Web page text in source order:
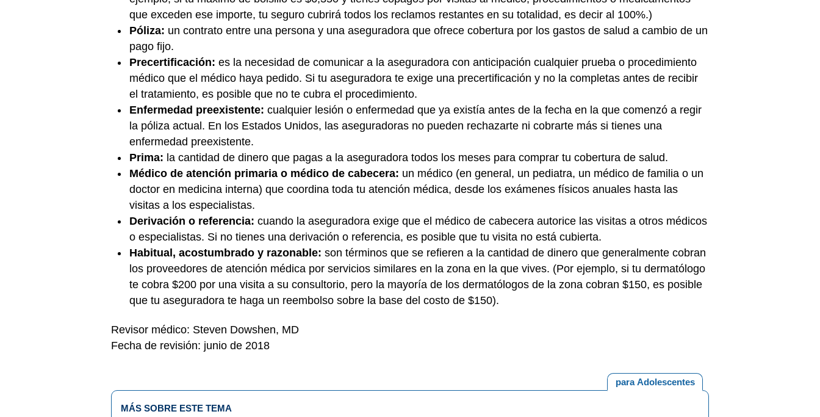
que exceden ese importe, tu seguro cubrirá todos los reclamos restantes en su totalidad, es decir al 100%.)
Póliza: un contrato entre una persona y una aseguradora que ofrece cobertura por los gastos de salud a cambio de un
pago fijo.
Precertificación: es la necesidad de comunicar a la aseguradora con anticipación cualquier prueba o procedimiento
médico que el médico haya pedido. Si tu aseguradora te exige una precertificación y no la completas antes de recibir
el tratamiento, es posible que no te cubra el procedimiento.
Enfermedad preexistente: cualquier lesión o enfermedad que ya existía antes de la fecha en la que comenzó a regir
la póliza actual. En los Estados Unidos, las aseguradoras no pueden rechazarte ni cobrarte más si tienes una
enfermedad preexistente.
Prima: la cantidad de dinero que pagas a la aseguradora todos los meses para comprar tu cobertura de salud.
Médico de atención primaria o médico de cabecera: un médico (en general, un pediatra, un médico de familia o un
doctor en medicina interna) que coordina toda tu atención médica, desde los exámenes físicos anuales hasta las
visitas a los especialistas.
Derivación o referencia: cuando la aseguradora exige que el médico de cabecera autorice las visitas a otros médicos
o especialistas. Si no tienes una derivación o referencia, es posible que tu visita no está cubierta.
Habitual, acostumbrado y razonable: son términos que se refieren a la cantidad de dinero que generalmente cobran
los proveedores de atención médica por servicios similares en la zona en la que vives. (Por ejemplo, si tu dermatólogo
te cobra $200 por una visita a su consultorio, pero la mayoría de los dermatólogos de la zona cobran $150, es posible
que tu aseguradora te haga un reembolso sobre la base del costo de $150).
Revisor médico: Steven Dowshen, MD
Fecha de revisión: junio de 2018
para Adolescentes
MÁS SOBRE ESTE TEMA